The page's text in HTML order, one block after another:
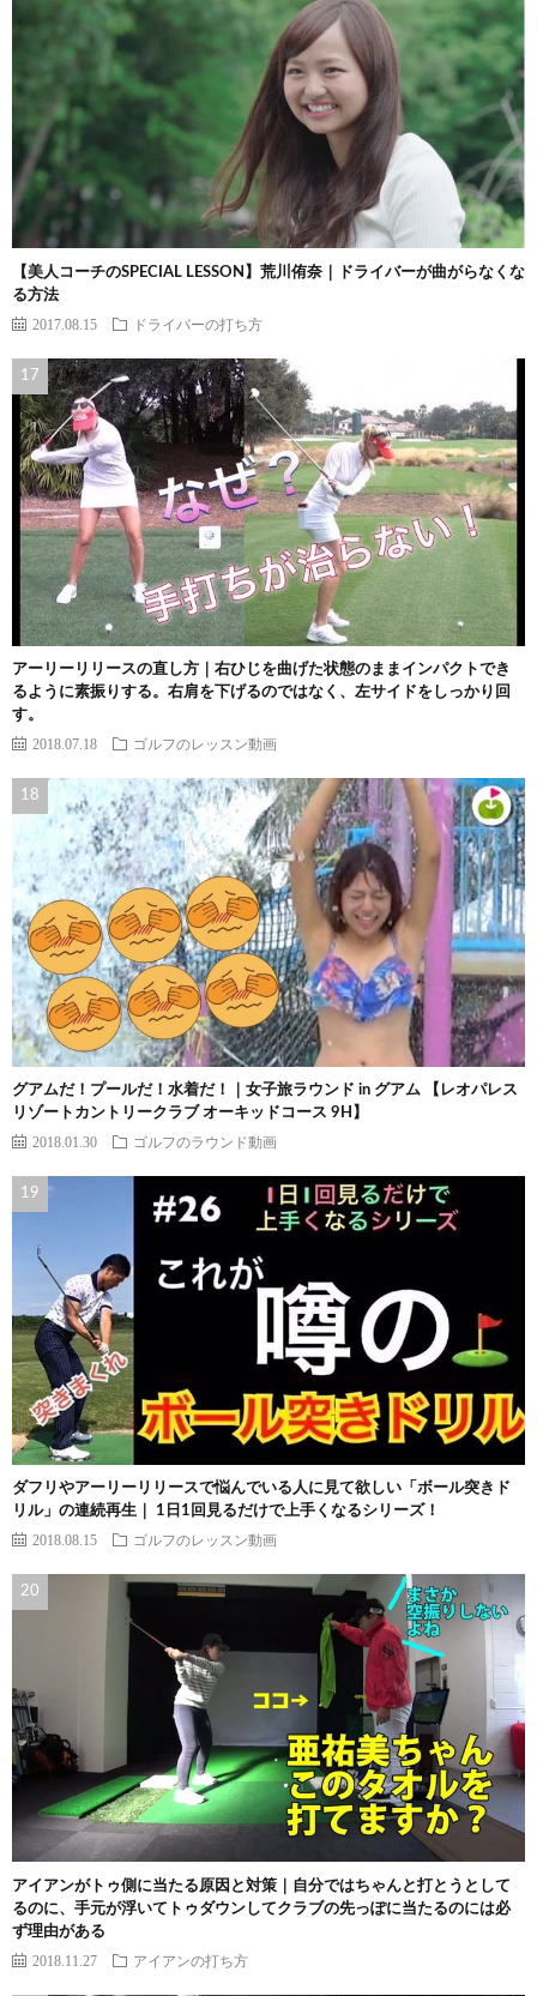
【美人コーチのSPECIAL LESSON】荒川侑奈｜ドライバーが曲がらなくな
る方法
2017.08.15 ドライバーの打ち方
アーリーリリースの直し方｜右ひじを曲げた状態のままインパクトでき
るように素振りする。右肩を下げるのではなく、左サイドをしっかり回
す。
2018.07.18 ゴルフのレッスン動画
グアムだ！プールだ！水着だ！｜女子旅ラウンド in グアム 【レオパレス
リゾートカントリークラブ オーキッドコース 9H】
2018.01.30 ゴルフのラウンド動画
ダフリやアーリーリリースで悩んでいる人に見て欲しい「ボール突きド
リル」の連続再生｜ 1日1回見るだけで上手くなるシリーズ！
2018.08.15 ゴルフのレッスン動画
アイアンがトゥ側に当たる原因と対策｜自分ではちゃんと打とうとして
るのに、手元が浮いてトゥダウンしてクラブの先っぽに当たるのには必
ず理由がある
2018.11.27 アイアンの打ち方